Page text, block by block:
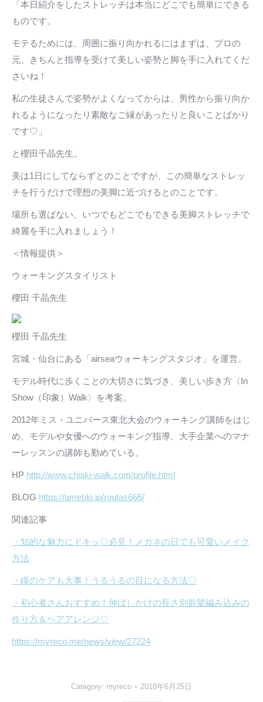
「本日紹介をしたストレッチは本当にどこでも簡単にできる
ものです。
モテるためには、周囲に振り向かれるにはまずは、プロの
元、きちんと指導を受けて美しい姿勢と脚を手に入れてくだ
さいね！
私の生徒さんで姿勢がよくなってからは、男性から振り向か
れるようになったり素敵なご縁があったりと良いことばかり
です♡」
と櫻田千晶先生。
美は1日にしてならずとのことですが、この簡単なストレッ
チを行うだけで理想の美脚に近づけるとのことです。
場所も選ばない、いつでもどこでもできる美脚ストレッチで
綺麗を手に入れましょう！
＜情報提供＞
ウォーキングスタイリスト
櫻田 千晶先生
櫻田 千晶先生
宮城・仙台にある「airseaウォーキングスタジオ」を運営。
モデル時代に歩くことの大切さに気づき、美しい歩き方〈In
Show（印象）Walk〉を考案。
2012年ミス・ユニバース東北大会のウォーキング講師をはじ
め、モデルや女優へのウォーキング指導、大手企業へのマナ
ーレッスンの講師も勤めている。
HP http://www.chiaki-walk.com/profile.html
BLOG https://ameblo.jp/routas666/
関連記事
・知的な魅力にドキッ♡必見！メガネの日でも可愛いメイク
方法
・瞳のケアも大事！うるうるの目になる方法♡
・初心者さんおすすめ！伸ばしかけの長さ別前髪編み込みの
作り方＆ヘアアレンジ♡
https://myreco.me/news/view/27224
Category: myreco 2018年6月25日